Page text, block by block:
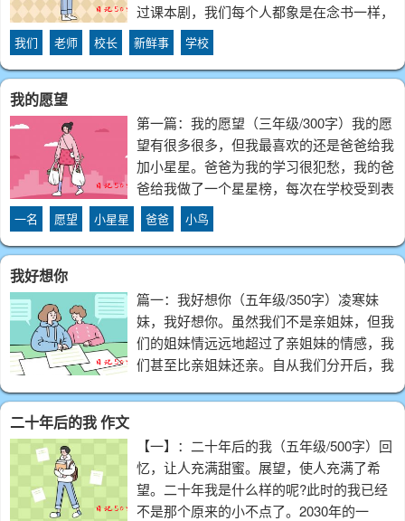
过课本剧，我们每个人都象是在念书一样，
根本不会表演动作和表情，还经常笑场。后
来学校请来了专家刘老师为我们指导，刘老
师看了我们的表演后给我们指出了很多缺
我们 老师 校长 新鲜事 学校
我的愿望
第一篇：我的愿望（三年级/300字）我的愿
望有很多很多，但我最喜欢的还是爸爸给我
加小星星。爸爸为我的学习很犯愁，我的爸
爸给我做了一个星星榜，每次在学校受到表
扬或者考了好成绩，爸爸都会给我加一颗小
星星。把我高兴的不得了，我下决心要好好
学习，要多得到老师的表扬，就可以得到爸
一名 愿望 小星星 爸爸 小鸟
我好想你
篇一：我好想你（五年级/350字）凌寒妹
妹，我好想你。虽然我们不是亲姐妹，但我
们的姐妹情远远地超过了亲姐妹的情感，我
们甚至比亲姐妹还亲。自从我们分开后，我
里总能响起你的声音，你呼唤我的声音一直
二十年后的我 作文
【一】：二十年后的我（五年级/500字）回
忆，让人充满甜蜜。展望，使人充满了希
望。二十年我是什么样的呢?此时的我已经
不是那个原来的小不点了。2030年的一